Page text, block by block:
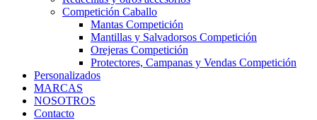
Competición Caballo
Mantas Competición
Mantillas y Salvadorsos Competición
Orejeras Competición
Protectores, Campanas y Vendas Competición
Personalizados
MARCAS
NOSOTROS
Contacto